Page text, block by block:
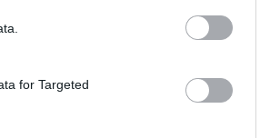
for Targeted
σύμβουλος
με γνώμονα την